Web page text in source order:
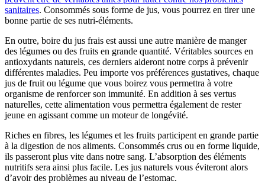
sanitaires. Consommés sous forme de jus, vous pourrez en tirer une
bonne partie de ses nutri-éléments.
En outre, boire du jus frais est aussi une autre manière de manger
des légumes ou des fruits en grande quantité. Véritables sources en
antioxydants naturels, ces derniers aideront notre corps à prévenir
différentes maladies. Peu importe vos préférences gustatives, chaque
jus de fruit ou légume que vous boirez vous permettra à votre
organisme de renforcer son immunité. En addition à ses vertus
naturelles, cette alimentation vous permettra également de rester
jeune en agissant comme un moteur de longévité.
Riches en fibres, les légumes et les fruits participent en grande partie
à la digestion de nos aliments. Consommés crus ou en forme liquide,
ils passeront plus vite dans notre sang. L’absorption des éléments
nutritifs sera ainsi plus facile. Les jus naturels vous éviteront alors
d’avoir des problèmes au niveau de l’estomac.